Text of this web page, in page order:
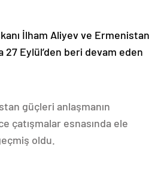
İlham Aliyev ve Ermenistan
27 Eylül’den beri devam eden
güçleri anlaşmanın
çatışmalar esnasında ele
oldu.